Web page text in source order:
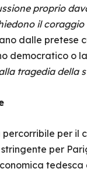
proprio
il
dalle pretese
democratico o
tragedia della
per
per